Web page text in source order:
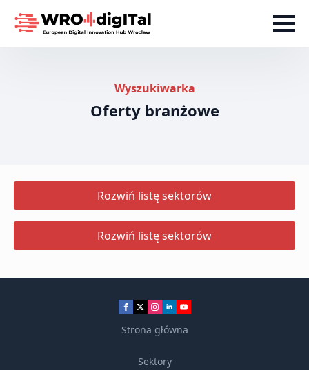
Wyszukiwarka
Oferty branżowe
Rozwiń listę sektorów
Rozwiń listę sektorów
Strona główna
Sektory